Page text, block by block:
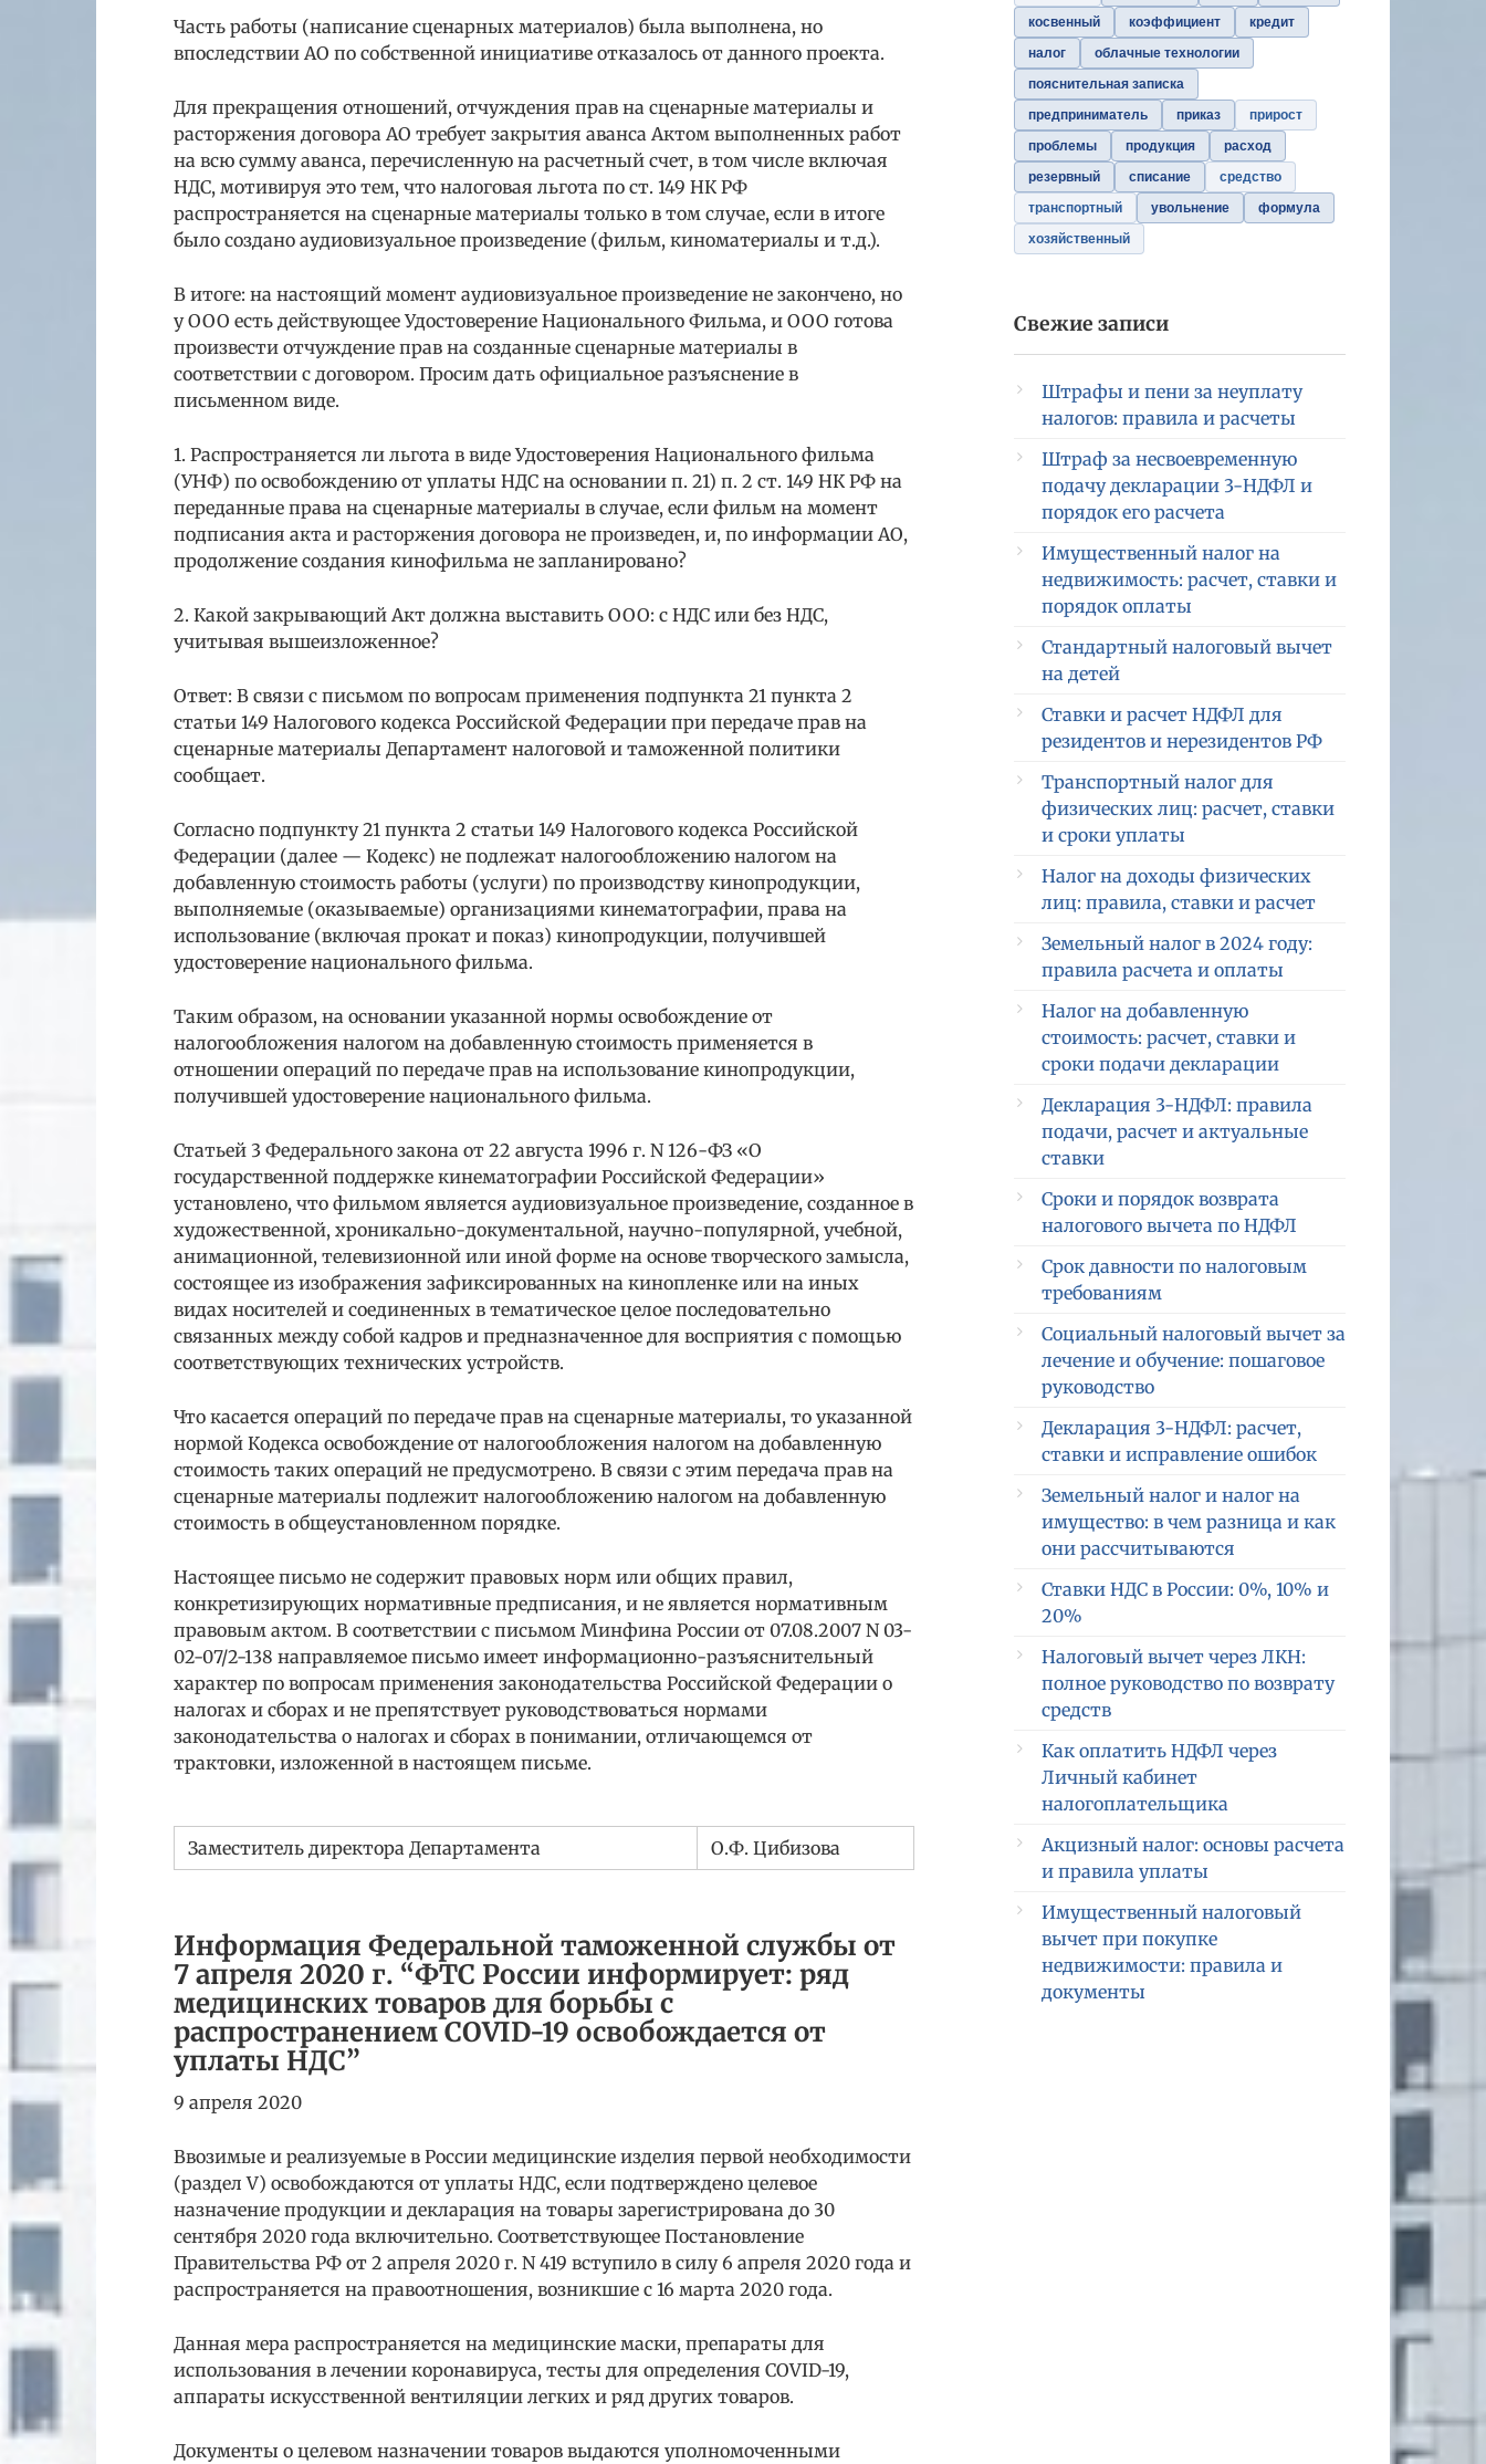
Часть работы (написание сценарных материалов) была выполнена, но
впоследствии АО по собственной инициативе отказалось от данного проекта.
Для прекращения отношений, отчуждения прав на сценарные материалы и
расторжения договора АО требует закрытия аванса Актом выполненных работ
на всю сумму аванса, перечисленную на расчетный счет, в том числе включая
НДС, мотивируя это тем, что налоговая льгота по ст. 149 НК РФ
распространяется на сценарные материалы только в том случае, если в итоге
было создано аудиовизуальное произведение (фильм, киноматериалы и т.д.).
В итоге: на настоящий момент аудиовизуальное произведение не закончено, но
у ООО есть действующее Удостоверение Национального Фильма, и ООО готова
произвести отчуждение прав на созданные сценарные материалы в
соответствии с договором. Просим дать официальное разъяснение в
письменном виде.
1. Распространяется ли льгота в виде Удостоверения Национального фильма
(УНФ) по освобождению от уплаты НДС на основании п. 21) п. 2 ст. 149 НК РФ на
переданные права на сценарные материалы в случае, если фильм на момент
подписания акта и расторжения договора не произведен, и, по информации АО,
продолжение создания кинофильма не запланировано?
2. Какой закрывающий Акт должна выставить ООО: с НДС или без НДС,
учитывая вышеизложенное?
Ответ: В связи с письмом по вопросам применения подпункта 21 пункта 2
статьи 149 Налогового кодекса Российской Федерации при передаче прав на
сценарные материалы Департамент налоговой и таможенной политики
сообщает.
Согласно подпункту 21 пункта 2 статьи 149 Налогового кодекса Российской
Федерации (далее — Кодекс) не подлежат налогообложению налогом на
добавленную стоимость работы (услуги) по производству кинопродукции,
выполняемые (оказываемые) организациями кинематографии, права на
использование (включая прокат и показ) кинопродукции, получившей
удостоверение национального фильма.
Таким образом, на основании указанной нормы освобождение от
налогообложения налогом на добавленную стоимость применяется в
отношении операций по передаче прав на использование кинопродукции,
получившей удостоверение национального фильма.
Статьей 3 Федерального закона от 22 августа 1996 г. N 126-ФЗ «О
государственной поддержке кинематографии Российской Федерации»
установлено, что фильмом является аудиовизуальное произведение, созданное в
художественной, хроникально-документальной, научно-популярной, учебной,
анимационной, телевизионной или иной форме на основе творческого замысла,
состоящее из изображения зафиксированных на кинопленке или на иных
видах носителей и соединенных в тематическое целое последовательно
связанных между собой кадров и предназначенное для восприятия с помощью
соответствующих технических устройств.
Что касается операций по передаче прав на сценарные материалы, то указанной
нормой Кодекса освобождение от налогообложения налогом на добавленную
стоимость таких операций не предусмотрено. В связи с этим передача прав на
сценарные материалы подлежит налогообложению налогом на добавленную
стоимость в общеустановленном порядке.
Настоящее письмо не содержит правовых норм или общих правил,
конкретизирующих нормативные предписания, и не является нормативным
правовым актом. В соответствии с письмом Минфина России от 07.08.2007 N 03-
02-07/2-138 направляемое письмо имеет информационно-разъяснительный
характер по вопросам применения законодательства Российской Федерации о
налогах и сборах и не препятствует руководствоваться нормами
законодательства о налогах и сборах в понимании, отличающемся от
трактовки, изложенной в настоящем письме.
Заместитель директора Департамента О.Ф. Цибизова
Информация Федеральной таможенной службы от
7 апреля 2020 г. “ФТС России информирует: ряд
медицинских товаров для борьбы с
распространением COVID-19 освобождается от
уплаты НДС”
9 апреля 2020
Ввозимые и реализуемые в России медицинские изделия первой необходимости
(раздел V) освобождаются от уплаты НДС, если подтверждено целевое
назначение продукции и декларация на товары зарегистрирована до 30
сентября 2020 года включительно. Соответствующее Постановление
Правительства РФ от 2 апреля 2020 г. N 419 вступило в силу 6 апреля 2020 года и
распространяется на правоотношения, возникшие с 16 марта 2020 года.
Данная мера распространяется на медицинские маски, препараты для
использования в лечении коронавируса, тесты для определения COVID-19,
аппараты искусственной вентиляции легких и ряд других товаров.
Документы о целевом назначении товаров выдаются уполномоченными
косвенный
коэффициент
кредит
налог
облачные технологии
пояснительная записка
предприниматель
приказ
прирост
проблемы
продукция
расход
резервный
списание
средство
транспортный
увольнение
формула
хозяйственный
Свежие записи
Штрафы и пени за неуплату
налогов: правила и расчеты
Штраф за несвоевременную
подачу декларации 3-НДФЛ и
порядок его расчета
Имущественный налог на
недвижимость: расчет, ставки и
порядок оплаты
Стандартный налоговый вычет
на детей
Ставки и расчет НДФЛ для
резидентов и нерезидентов РФ
Транспортный налог для
физических лиц: расчет, ставки
и сроки уплаты
Налог на доходы физических
лиц: правила, ставки и расчет
Земельный налог в 2024 году:
правила расчета и оплаты
Налог на добавленную
стоимость: расчет, ставки и
сроки подачи декларации
Декларация 3-НДФЛ: правила
подачи, расчет и актуальные
ставки
Сроки и порядок возврата
налогового вычета по НДФЛ
Срок давности по налоговым
требованиям
Социальный налоговый вычет за
лечение и обучение: пошаговое
руководство
Декларация 3-НДФЛ: расчет,
ставки и исправление ошибок
Земельный налог и налог на
имущество: в чем разница и как
они рассчитываются
Ставки НДС в России: 0%, 10% и
20%
Налоговый вычет через ЛКН:
полное руководство по возврату
средств
Как оплатить НДФЛ через
Личный кабинет
налогоплательщика
Акцизный налог: основы расчета
и правила уплаты
Имущественный налоговый
вычет при покупке
недвижимости: правила и
документы